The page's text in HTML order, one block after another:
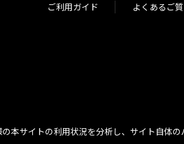
ご利用ガイド よくあるご
本サイトの利用状況を分析し、サイト自体